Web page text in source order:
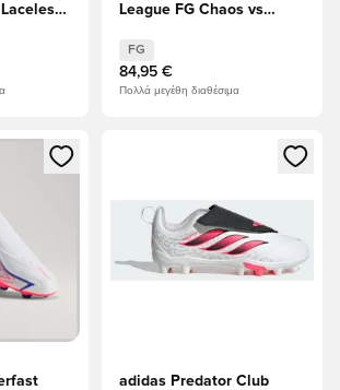
League FG Chaos vs
FG
84,95 €
Πολλά μεγέθη διαθέσιμα
για να συνδεθείτε ή να εγγραφείτε ως
Ανοίγει ένα Modal για να
adidas Predator Club